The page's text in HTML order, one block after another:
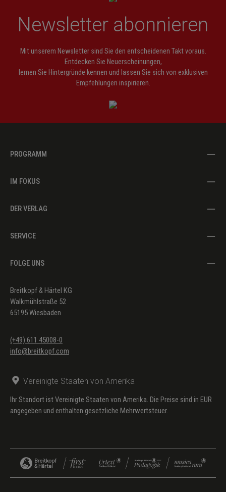
Newsletter abonnieren
Mit unserem Newsletter sind Sie den entscheidenen Takt voraus.
Entdecken Sie Neuerscheinungen,
lernen Sie Hintergründe kennen und lassen Sie sich von exklusiven
Empfehlungen inspirieren.
PROGRAMM
IM FOKUS
DER VERLAG
SERVICE
FOLGE UNS
Breitkopf & Härtel KG
Walkmühlstraße 52
65195 Wiesbaden
(+49) 611 45008-0
info@breitkopf.com
Vereinigte Staaten von Amerika
Ihr Standort ist Vereinigte Staaten von Amerika. Die Preise sind in EUR
angegeben und enthalten gesetzliche Mehrwertsteuer.